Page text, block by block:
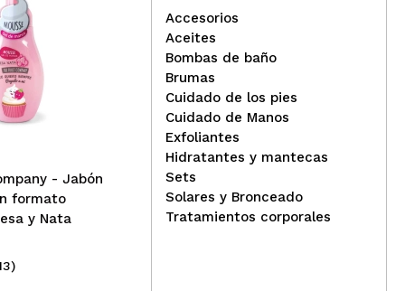
- Jabón
formato
y Nata
IDC Institute - Jabón de
manos Candy - Strawberry
Accesorios
Aceites
Bombas de baño
Brumas
Cuidado de los pies
Cuidado de Manos
Exfoliantes
Hidratantes y mantecas
Sets
Solares y Bronceado
Tratamientos corporales